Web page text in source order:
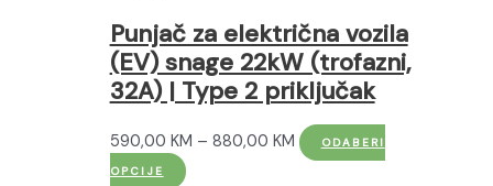
mogu
odabrati
na
stranici
proizvoda
Punjač za električna vozila
(EV) snage 22kW (trofazni,
32A) | Type 2 priključak
590,00 KM – 880,00 KMRasponODABERI
OPCIJE
Ovaj